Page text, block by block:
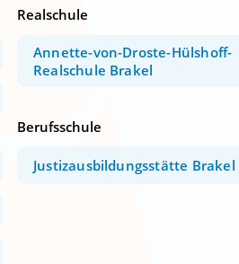
Realschule
Annette-von-Droste-Hülshoff-
Realschule Brakel
Berufsschule
Justizausbildungsstätte Brakel